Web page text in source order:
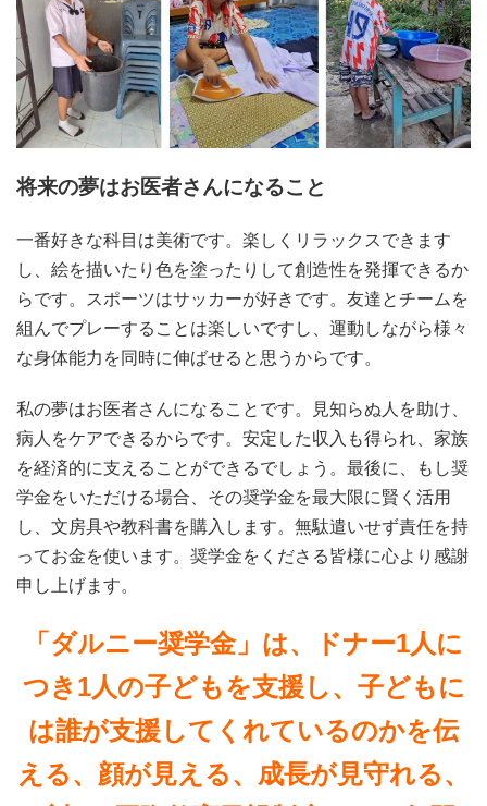
将来の夢はお医者さんになること
一番好きな科目は美術です。楽しくリラックスできます
し、絵を描いたり色を塗ったりして創造性を発揮できるか
らです。スポーツはサッカーが好きです。友達とチームを
組んでプレーすることは楽しいですし、運動しながら様々
な身体能力を同時に伸ばせると思うからです。
私の夢はお医者さんになることです。見知らぬ人を助け、
病人をケアできるからです。安定した収入も得られ、家族
を経済的に支えることができるでしょう。最後に、もし奨
学金をいただける場合、その奨学金を最大限に賢く活用
し、文房具や教科書を購入します。無駄遣いせず責任を持
ってお金を使います。奨学金をくださる皆様に心より感謝
申し上げます。
「ダルニー奨学金」は、ドナー1人に
つき1人の子どもを支援し、子どもに
は誰が支援してくれているのかを伝
える、顔が見える、成長が見守れる、